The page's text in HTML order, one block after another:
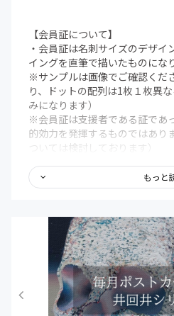
【会員証について】
・会員証は名刺サイズのデザイ
イングを直筆で描いたものにな
※サンプルは画像でご確認くだ
り、ドットの配列は1枚１枚異
みになります）
※会員証は支援者である証であ
的効力を発揮するものではあり
ついては検討しております）
【限定記事について】
・活動記録・近況報告とそれに
【オーダー制作について】
・完成からお届けまで2～3週
※打ち合わせの進行程度・オ
変動いたします
※詳細なお届け日程につきま
連絡させていただきます
もっと